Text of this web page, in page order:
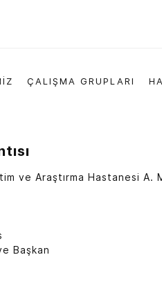
ÇALIŞMA GRUPLARI
ve Araştırma Hastanesi A.
Başkan